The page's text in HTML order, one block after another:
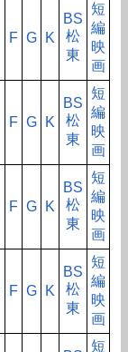
F G K
BS
松
東
短
編
映
画
F G K
BS
松
東
短
編
映
画
F G K
BS
松
東
短
編
映
画
F G K
BS
松
東
短
編
映
画
短